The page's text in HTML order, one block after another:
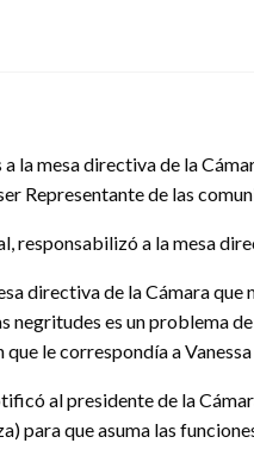
la mesa directiva de la
Representante de las
responsabilizó a la mesa
directiva de la Cámara
negritudes es un problema
le correspondía a
al presidente de la
para que asuma las